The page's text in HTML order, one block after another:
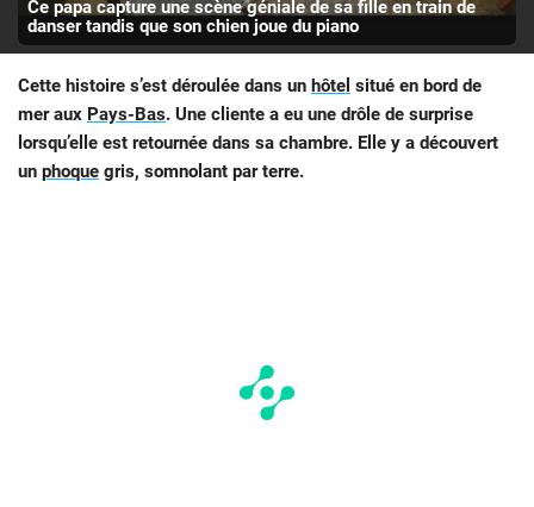
Ce papa capture une scène géniale de sa fille en train de
danser tandis que son chien joue du piano
Cette histoire s’est déroulée dans un hôtel situé en bord de
mer aux Pays-Bas. Une cliente a eu une drôle de surprise
lorsqu’elle est retournée dans sa chambre. Elle y a découvert
un phoque gris, somnolant par terre.